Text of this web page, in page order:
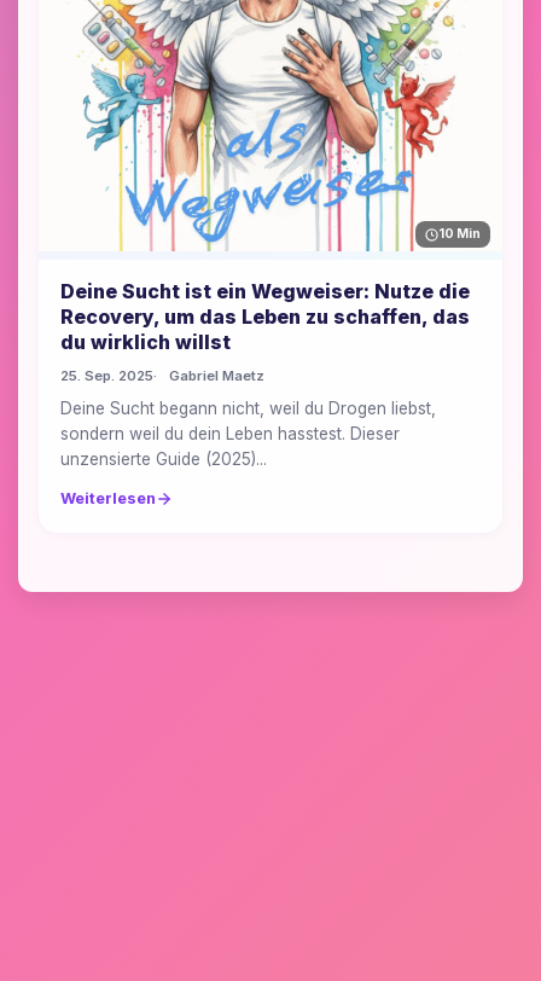
10 Min
Deine Sucht ist ein Wegweiser: Nutze die
Recovery, um das Leben zu schaffen, das
du wirklich willst
25. Sep. 2025 Gabriel Maetz
Deine Sucht begann nicht, weil du Drogen liebst,
sondern weil du dein Leben hasstest. Dieser
unzensierte Guide (2025)...
Weiterlesen